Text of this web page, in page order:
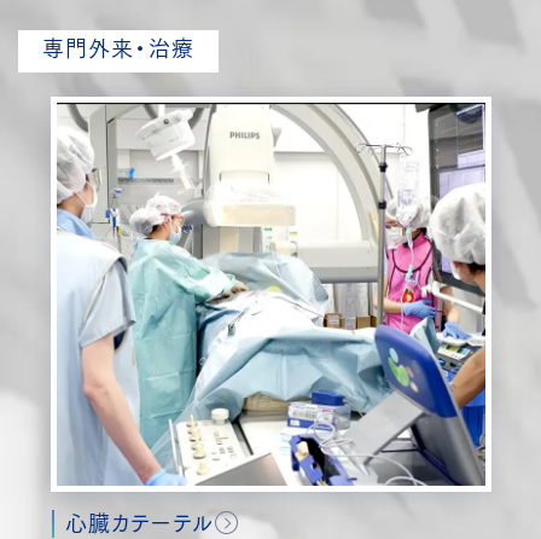
専門外来・治療
心臓カテーテル